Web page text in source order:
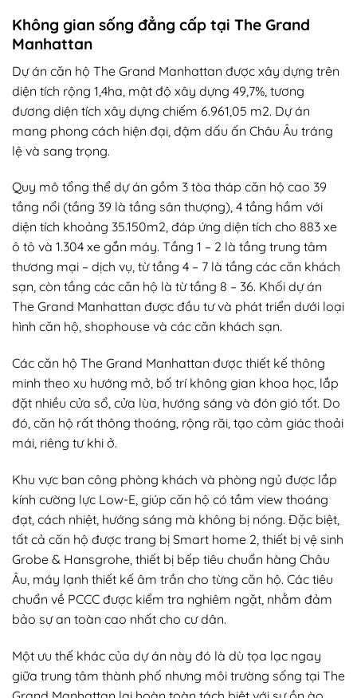
Không gian sống đẳng cấp tại The Grand
Manhattan
Dự án căn hộ The Grand Manhattan được xây dựng trên
diện tích rộng 1,4ha, mật độ xây dựng 49,7%, tương
đương diện tích xây dựng chiếm 6.961,05 m2. Dự án
mang phong cách hiện đại, đậm dấu ấn Châu Âu tráng
lệ và sang trọng.
Quy mô tổng thể dự án gồm 3 tòa tháp căn hộ cao 39
tầng nổi (tầng 39 là tầng sân thượng), 4 tầng hầm với
diện tích khoảng 35.150m2, đáp ứng diện tích cho 883 xe
ô tô và 1.304 xe gắn máy. Tầng 1 – 2 là tầng trung tâm
thương mại – dịch vụ, từ tầng 4 – 7 là tầng các căn khách
sạn, còn tầng các căn hộ là từ tầng 8 – 36. Khối dự án
The Grand Manhattan được đầu tư và phát triển dưới loại
hình căn hộ, shophouse và các căn khách sạn.
Các căn hộ The Grand Manhattan được thiết kế thông
minh theo xu hướng mở, bố trí không gian khoa học, lắp
đặt nhiều cửa sổ, cửa lùa, hướng sáng và đón gió tốt. Do
đó, căn hộ rất thông thoáng, rộng rãi, tạo cảm giác thoải
mái, riêng tư khi ở.
Khu vực ban công phòng khách và phòng ngủ được lắp
kính cường lực Low-E, giúp căn hộ có tầm view thoáng
đạt, cách nhiệt, hướng sáng mà không bị nóng. Đặc biệt,
tất cả căn hộ được trang bị Smart home 2, thiết bị vệ sinh
Grobe & Hansgrohe, thiết bị bếp tiêu chuẩn hàng Châu
Âu, máy lạnh thiết kế âm trần cho từng căn hộ. Các tiêu
chuẩn về PCCC được kiểm tra nghiêm ngặt, nhằm đảm
bảo sự an toàn cao nhất cho cư dân.
Một ưu thế khác của dự án này đó là dù tọa lạc ngay
giữa trung tâm thành phố nhưng môi trường sống tại The